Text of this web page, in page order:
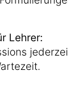
Lehrer: